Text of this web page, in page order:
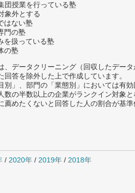
団授業を行っている塾
象外とする
はない塾
門の塾
を扱っている塾
の塾
データクリーニング（回収したデータ
答を除外した上で作成しています。
」、部門の「業態別」においては有
の半数以上の企業がランクイン対象と
めたくないと回答した人の割合が基準
/ 2020年 / 2019年 / 2018年